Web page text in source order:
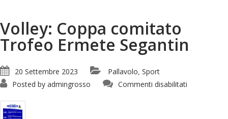
Volley: Coppa comitato
Trofeo Ermete Segantin
20 Settembre 2023 Pallavolo Sport
Posted by admingrosso Commenti disabilitati